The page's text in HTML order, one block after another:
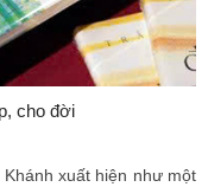
cho đời
xuất hiện như một